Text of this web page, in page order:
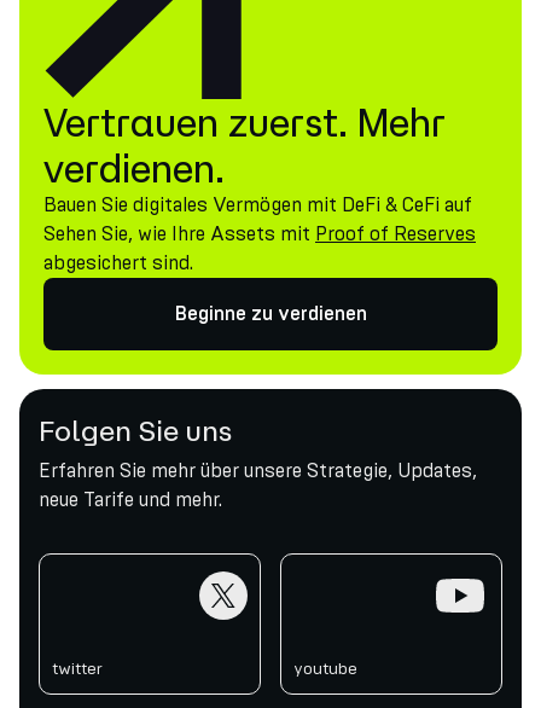
Vertrauen zuerst. Mehr
verdienen.
Bauen Sie digitales Vermögen mit DeFi & CeFi auf
Sehen Sie, wie Ihre Assets mit Proof of Reserves
abgesichert sind.
Beginne zu verdienen
Folgen Sie uns
Erfahren Sie mehr über unsere Strategie, Updates,
neue Tarife und mehr.
twitter youtube